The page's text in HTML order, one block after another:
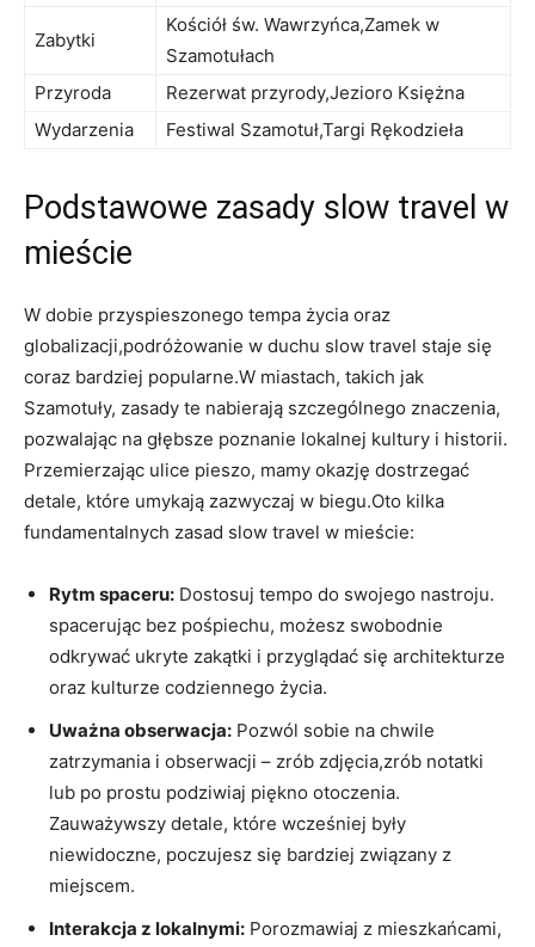
Zabytki
Kościół św. Wawrzyńca,Zamek w
Szamotułach
Przyroda
Rezerwat przyrody,Jezioro Księżna
Wydarzenia
Festiwal Szamotuł,Targi Rękodzieła
Podstawowe zasady slow travel w
mieście
W dobie przyspieszonego tempa życia oraz
globalizacji,podróżowanie w duchu slow travel staje się
coraz bardziej popularne.W miastach, takich jak
Szamotuły, zasady te nabierają szczególnego znaczenia,
pozwalając na głębsze poznanie lokalnej kultury i historii.
Przemierzając ulice pieszo, mamy okazję dostrzegać
detale, które umykają zazwyczaj w biegu.Oto kilka
fundamentalnych zasad slow travel w mieście:
Rytm spaceru: Dostosuj tempo do swojego nastroju.
spacerując bez pośpiechu, możesz swobodnie
odkrywać ukryte zakątki i przyglądać się architekturze
oraz kulturze codziennego życia.
Uważna obserwacja: Pozwól sobie na chwile
zatrzymania i obserwacji – zrób zdjęcia,zrób notatki
lub po prostu podziwiaj piękno otoczenia.
Zauważywszy detale, które wcześniej były
niewidoczne, poczujesz się bardziej związany z
miejscem.
Interakcja z lokalnymi: Porozmawiaj z mieszkańcami,